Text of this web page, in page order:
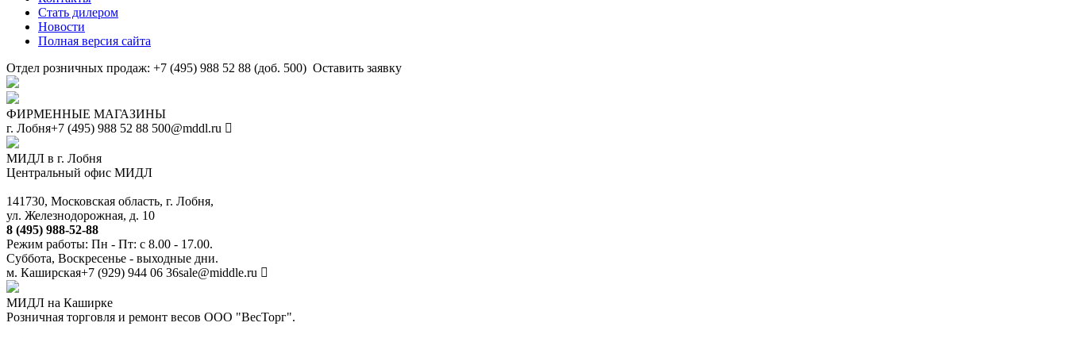
Стать дилером
Новости
Полная версия сайта
Отдел розничных продаж: +7 (495) 988 52 88 (доб. 500) Оставить заявку
ФИРМЕННЫЕ МАГАЗИНЫ
г. Лобня+7 (495) 988 52 88 500@mddl.ru
МИДЛ в г. Лобня
Центральный офис МИДЛ
141730, Московская область, г. Лобня,
ул. Железнодорожная, д. 10
8 (495) 988-52-88
Режим работы: Пн - Пт: с 8.00 - 17.00.
Суббота, Воскресенье - выходные дни.
м. Каширская+7 (929) 944 06 36sale@middle.ru
МИДЛ на Каширке
Розничная торговля и ремонт весов ООО "ВесТорг".